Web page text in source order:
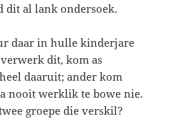
dit al lank ondersoek.
daar in hulle kinderjare
dit, kom as
daaruit; ander kom
nooit werklik te bowe nie.
groepe die verskil?